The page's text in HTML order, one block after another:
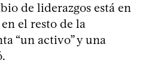
de liderazgos está en
el resto de la
“un activo” y una